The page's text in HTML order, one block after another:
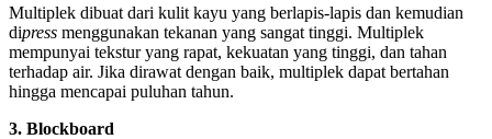
Multiplek dibuat dari kulit kayu yang berlapis-lapis dan kemudian
dipress menggunakan tekanan yang sangat tinggi. Multiplek
mempunyai tekstur yang rapat, kekuatan yang tinggi, dan tahan
terhadap air. Jika dirawat dengan baik, multiplek dapat bertahan
hingga mencapai puluhan tahun.
3. Blockboard